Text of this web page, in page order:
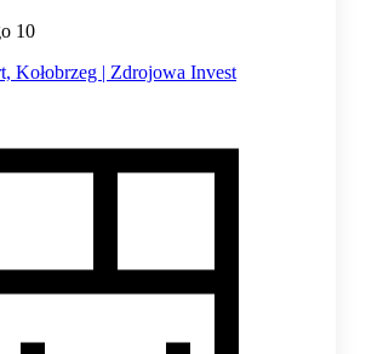
10
Kołobrzeg | Zdrojowa Invest